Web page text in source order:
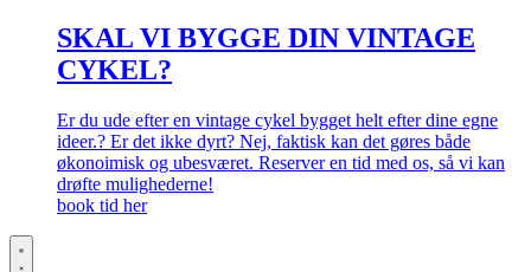
SKAL VI BYGGE DIN VINTAGE
CYKEL?
Er du ude efter en vintage cykel bygget helt efter dine egne
ideer.? Er det ikke dyrt? Nej, faktisk kan det gøres både
økonoimisk og ubesværet. Reserver en tid med os, så vi kan
drøfte mulighederne!
book tid her